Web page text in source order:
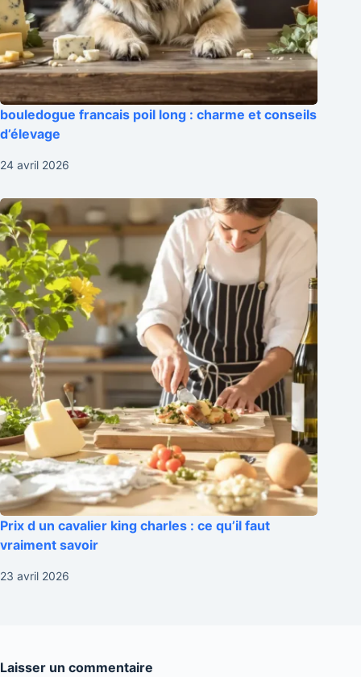
bouledogue francais poil long : charme et conseils
d’élevage
24 avril 2026
Prix d un cavalier king charles : ce qu’il faut
vraiment savoir
23 avril 2026
Laisser un commentaire